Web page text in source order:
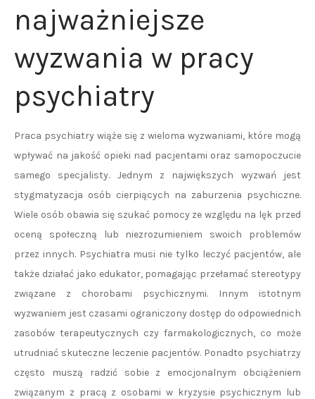
najważniejsze
wyzwania w pracy
psychiatry
Praca psychiatry wiąże się z wieloma wyzwaniami, które mogą
wpływać na jakość opieki nad pacjentami oraz samopoczucie
samego specjalisty. Jednym z największych wyzwań jest
stygmatyzacja osób cierpiących na zaburzenia psychiczne.
Wiele osób obawia się szukać pomocy ze względu na lęk przed
oceną społeczną lub niezrozumieniem swoich problemów
przez innych. Psychiatra musi nie tylko leczyć pacjentów, ale
także działać jako edukator, pomagając przełamać stereotypy
związane z chorobami psychicznymi. Innym istotnym
wyzwaniem jest czasami ograniczony dostęp do odpowiednich
zasobów terapeutycznych czy farmakologicznych, co może
utrudniać skuteczne leczenie pacjentów. Ponadto psychiatrzy
często muszą radzić sobie z emocjonalnym obciążeniem
związanym z pracą z osobami w kryzysie psychicznym lub